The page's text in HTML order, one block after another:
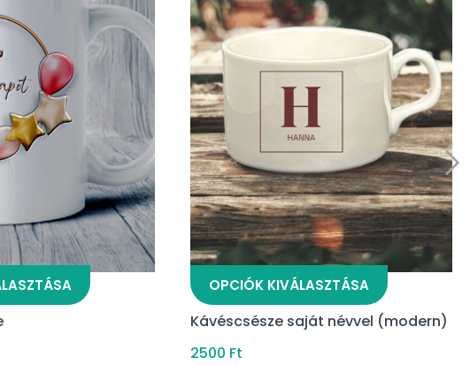
OPCIÓK KIVÁLASZTÁSA
Kávéscsésze saját névvel (modern)
2500 Ft